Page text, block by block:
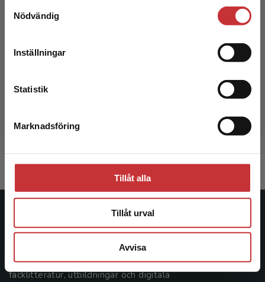
Nödvändig
Inställningar
Statistik
Marknadsföring
Tillåt alla
Tillåt urval
Avvisa
Vi erbjuder inte leveranser utanför Sverige. För
att kunna slutföra ett köp måste
Studentlitteratur grundades 1963 och är idag Sveriges
ledande utbildningsförlag. Med läromedel, kurslitteratur,
facklitteratur, utbildningar och digitala